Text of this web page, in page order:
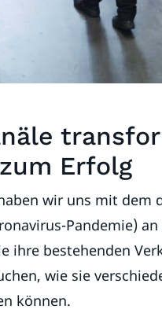
Erfolg
wir uns mit dem
Pandemie)
ihre bestehenden
wie sie
können.